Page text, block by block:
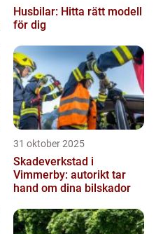
Husbilar: Hitta rätt modell
för dig
31 oktober 2025
Skadeverkstad i
Vimmerby: autorikt tar
hand om dina bilskador